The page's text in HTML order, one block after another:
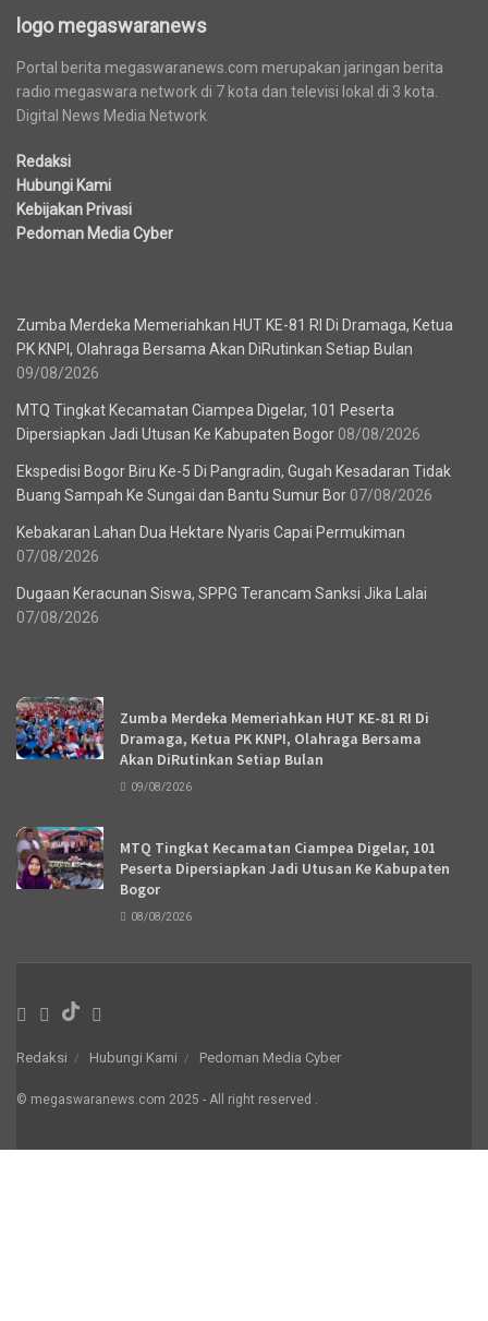
logo megaswaranews
Portal berita megaswaranews.com merupakan jaringan berita
radio megaswara network di 7 kota dan televisi lokal di 3 kota.
Digital News Media Network
Redaksi
Hubungi Kami
Kebijakan Privasi
Pedoman Media Cyber
Zumba Merdeka Memeriahkan HUT KE-81 RI Di Dramaga, Ketua
PK KNPI, Olahraga Bersama Akan DiRutinkan Setiap Bulan
09/08/2026
MTQ Tingkat Kecamatan Ciampea Digelar, 101 Peserta
Dipersiapkan Jadi Utusan Ke Kabupaten Bogor 08/08/2026
Ekspedisi Bogor Biru Ke-5 Di Pangradin, Gugah Kesadaran Tidak
Buang Sampah Ke Sungai dan Bantu Sumur Bor 07/08/2026
Kebakaran Lahan Dua Hektare Nyaris Capai Permukiman
07/08/2026
Dugaan Keracunan Siswa, SPPG Terancam Sanksi Jika Lalai
07/08/2026
Zumba Merdeka Memeriahkan HUT KE-81 RI Di
Dramaga, Ketua PK KNPI, Olahraga Bersama
Akan DiRutinkan Setiap Bulan
09/08/2026
MTQ Tingkat Kecamatan Ciampea Digelar, 101
Peserta Dipersiapkan Jadi Utusan Ke Kabupaten
Bogor
08/08/2026
Redaksi Hubungi Kami Pedoman Media Cyber
© megaswaranews.com 2025 - All right reserved